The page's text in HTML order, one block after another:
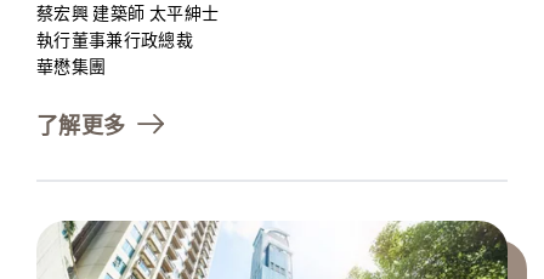
蔡宏興 建築師 太平紳士
執行董事兼行政總裁
華懋集團
了解更多